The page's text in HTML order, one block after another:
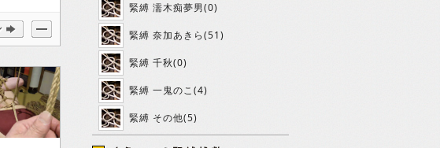
緊縛 濡木痴夢男(0)
緊縛 奈加あきら(51)
緊縛 千秋(0)
緊縛 一鬼のこ(4)
緊縛 その他(5)